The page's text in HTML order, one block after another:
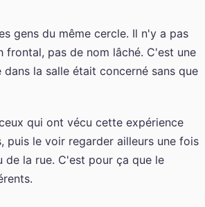
gens du même cercle. Il n'y a pas
pas de nom lâché. C'est une
la salle était concerné sans que
qui ont vécu cette expérience
puis le voir regarder ailleurs une fois
la rue. C'est pour ça que le